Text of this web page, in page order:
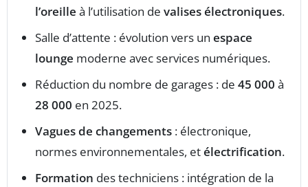
l’oreille à l’utilisation de valises électroniques.
Salle d’attente : évolution vers un espace
lounge moderne avec services numériques.
Réduction du nombre de garages : de 45 000 à
28 000 en 2025.
Vagues de changements : électronique,
normes environnementales, etélectrification.
Formation des techniciens : intégration de la